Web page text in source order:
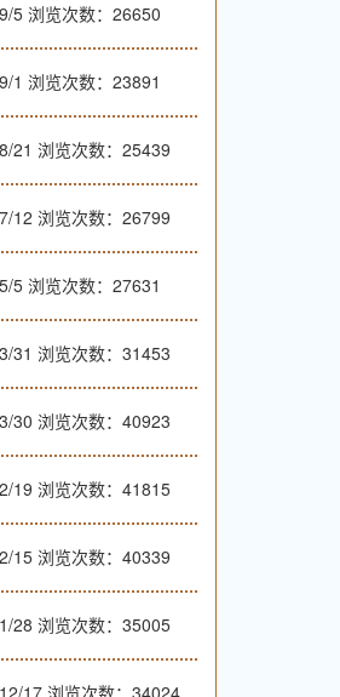
5 浏览次数：26650
1 浏览次数：23891
21 浏览次数：25439
12 浏览次数：26799
5 浏览次数：27631
31 浏览次数：31453
30 浏览次数：40923
19 浏览次数：41815
15 浏览次数：40339
28 浏览次数：35005
17 浏览次数：34024